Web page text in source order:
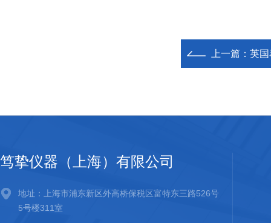
上一篇： 英
笃挚仪器（上海）有限公司
地址：上海市浦东新区外高桥保税区富特东三路526号
5号楼311室